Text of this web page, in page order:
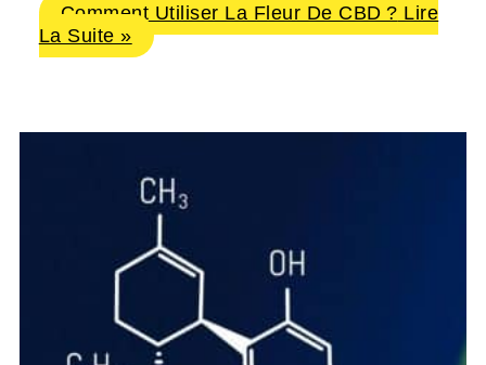
Comment Utiliser La Fleur De CBD ? Lire
La Suite »